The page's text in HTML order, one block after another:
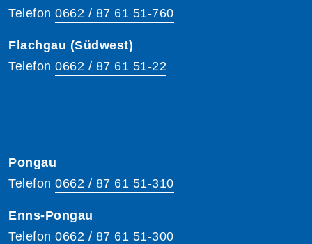
Telefon 0662 / 87 61 51-760
Flachgau (Südwest)
Telefon 0662 / 87 61 51-22
Pongau
Telefon 0662 / 87 61 51-310
Enns-Pongau
Telefon 0662 / 87 61 51-300